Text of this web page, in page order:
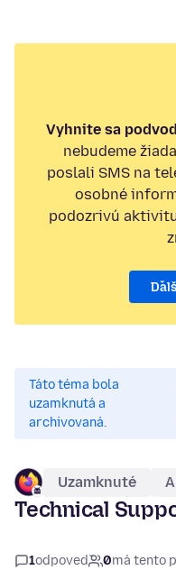
Vyhnite sa
nebudeme
poslali SMS na
osobné
podozrivú
Táto téma bola
uzamknutá a
archivovaná.
Uzamknuté
Technical
1odpoveď 0má tento